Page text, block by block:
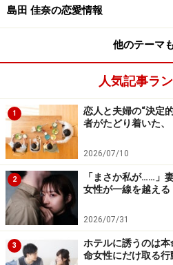
・仕事仲間だけどプライベー
理」の関係
・昔は仲がよかったけど今は接
・たまたま名刺交換しただけ
大人になるほど人間関係は多
500人もの情報があっても、日
りするのはほんの数名……とい
ょうか。
しかし地球上の人間の数を考
える人の数などごくわずか。
ともいわれるように、もしかす
島田 佳奈の恋愛情報
他のテーマ
人気記事ラ
1
恋人と夫婦の“決定
者がたどり着いた
2026/07/10
2
「まさか私が……」
女性が一線を越える
2026/07/31
3
ホテルに誘うのは
命女性にだけ取る行